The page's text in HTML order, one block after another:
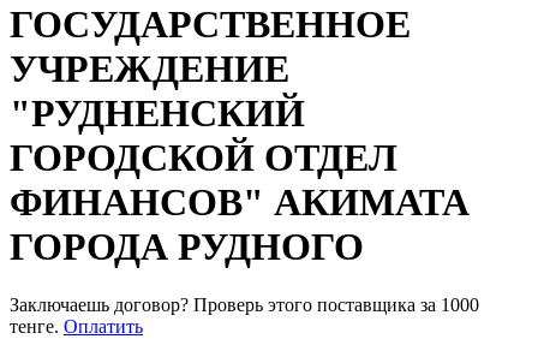
ГОСУДАРСТВЕННОЕ
УЧРЕЖДЕНИЕ
"РУДНЕНСКИЙ
ГОРОДСКОЙ ОТДЕЛ
ФИНАНСОВ" АКИМАТА
ГОРОДА РУДНОГО
Заключаешь договор? Проверь этого поставщика за 1000
тенге. Оплатить